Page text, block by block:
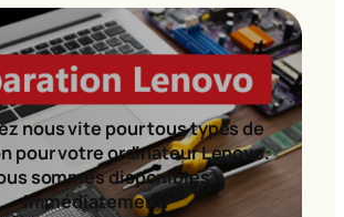
nous vite pour tous types de
pour votre ordinateur Lenovo.
sommes disponibles
immédiatement!